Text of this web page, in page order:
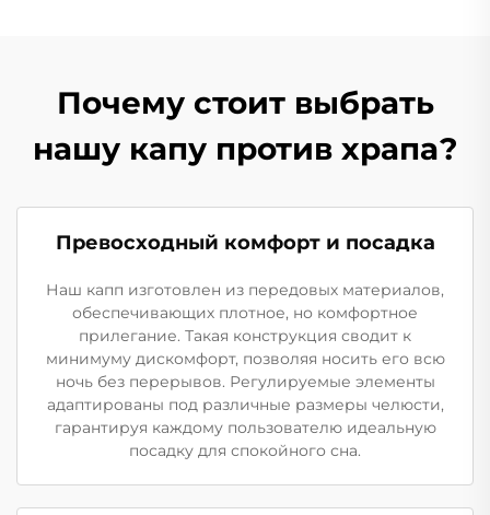
Почему стоит выбрать
нашу капу против храпа?
Превосходный комфорт и посадка
Наш капп изготовлен из передовых материалов,
обеспечивающих плотное, но комфортное
прилегание. Такая конструкция сводит к
минимуму дискомфорт, позволяя носить его всю
ночь без перерывов. Регулируемые элементы
адаптированы под различные размеры челюсти,
гарантируя каждому пользователю идеальную
посадку для спокойного сна.